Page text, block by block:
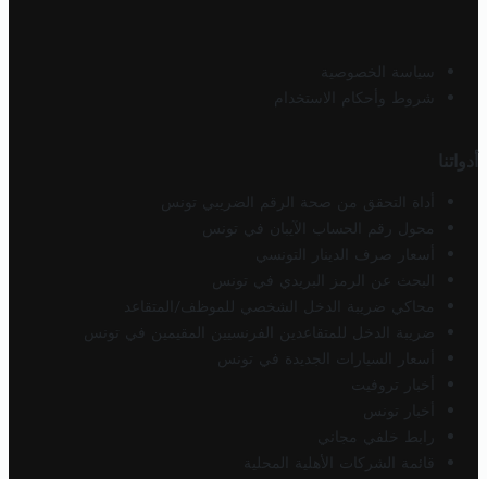
سياسة الخصوصية
شروط وأحكام الاستخدام
أدواتنا
أداة التحقق من صحة الرقم الضريبي تونس
محول رقم الحساب الآيبان في تونس
أسعار صرف الدينار التونسي
البحث عن الرمز البريدي في تونس
محاكي ضريبة الدخل الشخصي للموظف/المتقاعد
ضريبة الدخل للمتقاعدين الفرنسيين المقيمين في تونس
أسعار السيارات الجديدة في تونس
أخبار تروفيت
أخبار تونس
رابط خلفي مجاني
قائمة الشركات الأهلية المحلية